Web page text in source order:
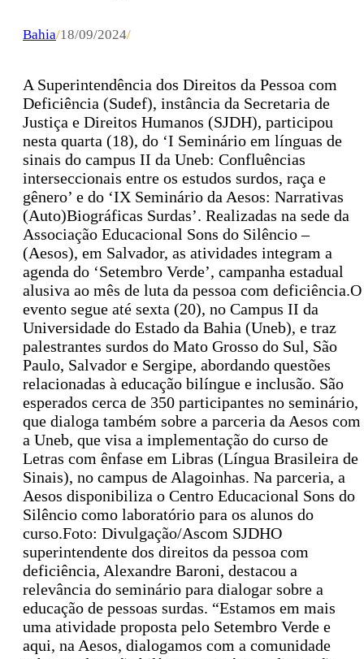
Bahia/18/09/2024/
A Superintendência dos Direitos da Pessoa com
Deficiência (Sudef), instância da Secretaria de
Justiça e Direitos Humanos (SJDH), participou
nesta quarta (18), do ‘I Seminário em línguas de
sinais do campus II da Uneb: Confluências
interseccionais entre os estudos surdos, raça e
gênero’ e do ‘IX Seminário da Aesos: Narrativas
(Auto)Biográficas Surdas’. Realizadas na sede da
Associação Educacional Sons do Silêncio –
(Aesos), em Salvador, as atividades integram a
agenda do ‘Setembro Verde’, campanha estadual
alusiva ao mês de luta da pessoa com deficiência.O
evento segue até sexta (20), no Campus II da
Universidade do Estado da Bahia (Uneb), e traz
palestrantes surdos do Mato Grosso do Sul, São
Paulo, Salvador e Sergipe, abordando questões
relacionadas à educação bilíngue e inclusão. São
esperados cerca de 350 participantes no seminário,
que dialoga também sobre a parceria da Aesos com
a Uneb, que visa a implementação do curso de
Letras com ênfase em Libras (Língua Brasileira de
Sinais), no campus de Alagoinhas. Na parceria, a
Aesos disponibiliza o Centro Educacional Sons do
Silêncio como laboratório para os alunos do
curso.Foto: Divulgação/Ascom SJDHO
superintendente dos direitos da pessoa com
deficiência, Alexandre Baroni, destacou a
relevância do seminário para dialogar sobre a
educação de pessoas surdas. “Estamos em mais
uma atividade proposta pelo Setembro Verde e
aqui, na Aesos, dialogamos com a comunidade